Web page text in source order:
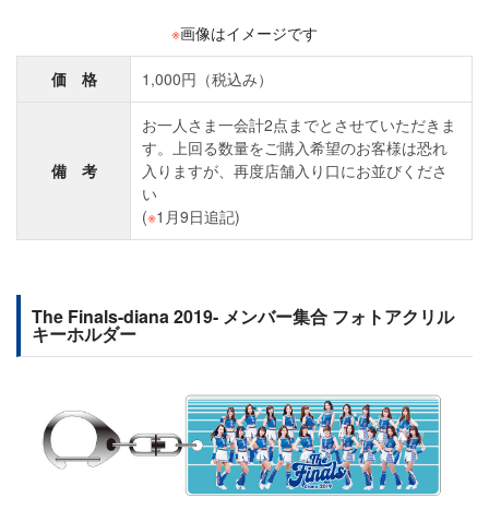
※画像はイメージです
価 格 1,000円（税込み）
備 考
お一人さま一会計2点までとさせていただきま
す。上回る数量をご購入希望のお客様は恐れ
入りますが、再度店舗入り口にお並びくださ
い
(※1月9日追記)
The Finals-diana 2019- メンバー集合 フォトアクリル
キーホルダー